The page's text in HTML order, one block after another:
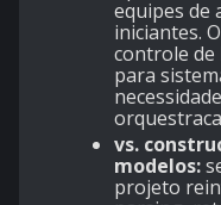
equipes de
iniciantes.
controle de
para
vs.
modelos:
projeto